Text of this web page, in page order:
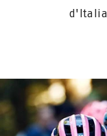
d'Italia